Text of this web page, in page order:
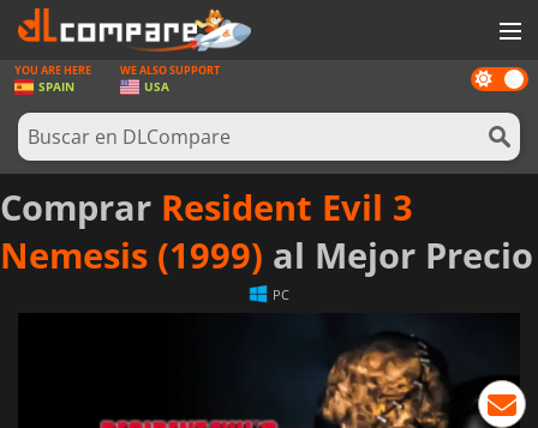
JUEGOS
TARJETAS PREPAGO
SOFTWARE
REWARDS
HARDWARE
Dark
mode
YOU ARE HERE
SPAIN
WE ALSO SUPPORT
USA
Comprar Resident Evil 3
Nemesis (1999) al Mejor Precio
PC